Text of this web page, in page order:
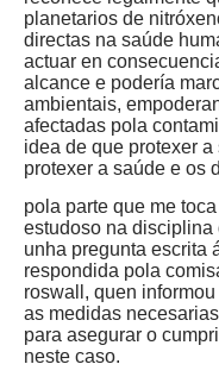
planetarios de
directas na saúde
actuar en
alcance e podería
ambientais,
afectadas pola
idea de que protexer
protexer a saúde e os
pola parte que me
estudoso na disciplina
unha pregunta escrita
respondida pola
roswall, quen
as medidas
para asegurar o
neste caso.